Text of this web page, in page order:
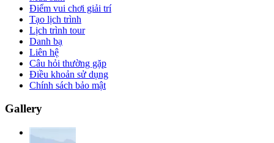
Điểm vui chơi giải trí
Tạo lịch trình
Lịch trình tour
Danh bạ
Liên hệ
Câu hỏi thường gặp
Điều khoản sử dụng
Chính sách bảo mật
Gallery